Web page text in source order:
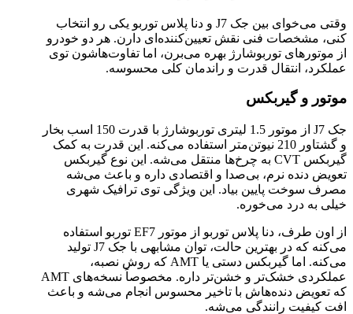
وقتی می‌خوای بین جک J7 و دنا پلاس توربو یکی رو انتخاب
کنی، مشخصات فنی نقش تعیین‌کننده‌ای دارن. هر دو خودرو
از موتورهای توربوشارژ بهره می‌برن، اما تفاوت‌هاشون توی
عملکرد، انتقال قدرت و راندمان کلی محسوسه.
موتور و گیربکس
جک J7 از موتور 1.5 لیتری توربوشارژ با قدرت 150 اسب بخار
و گشتاور 210 نیوتن‌متر استفاده می‌کنه. این قدرت به کمک
گیربکس CVT به چرخ‌ها منتقل می‌شه. این نوع گیربکس
تعویض دنده نرم، بی‌صدا و اقتصادی داره و باعث می‌شه
مصرف سوخت پایین بیاد. این ویژگی توی ترافیک شهری
خیلی به درد می‌خوره.
از اون طرف، دنا پلاس توربو از موتور EF7 توربو استفاده
می‌کنه که در بهترین حالت، توان مشابهی با جک J7 تولید
می‌کنه. اما گیربکس دستی یا AMT که روش نصبه،
عملکردی خشک‌تر و خشن‌تر داره. مخصوصاً نسخه‌های AMT
که تعویض دنده‌هاش با تاخیر محسوس انجام می‌شه و باعث
افت کیفیت رانندگی می‌شه.